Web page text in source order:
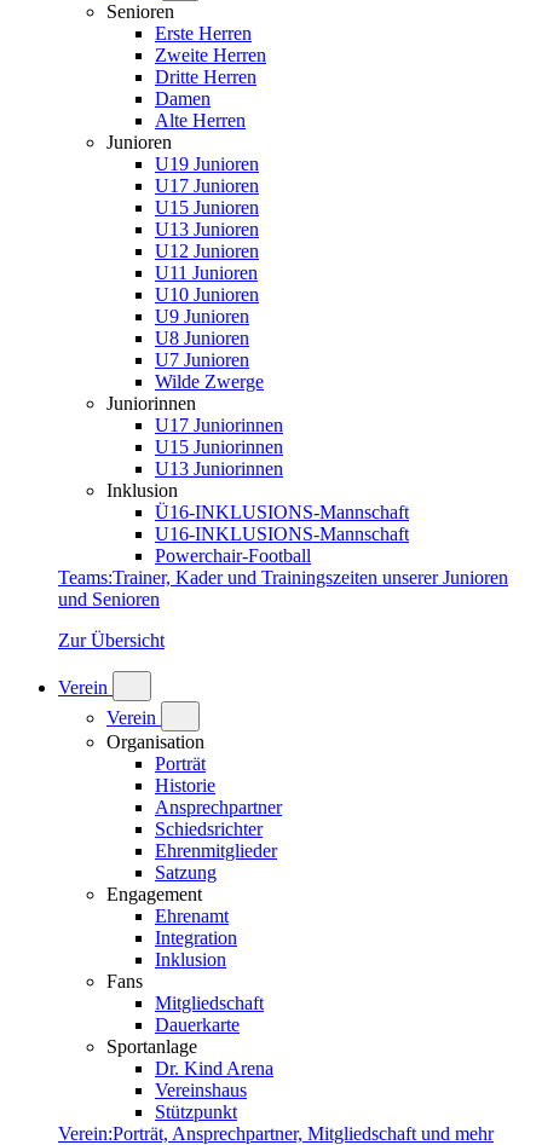
Senioren
Erste Herren
Zweite Herren
Dritte Herren
Damen
Alte Herren
Junioren
U19 Junioren
U17 Junioren
U15 Junioren
U13 Junioren
U12 Junioren
U11 Junioren
U10 Junioren
U9 Junioren
U8 Junioren
U7 Junioren
Wilde Zwerge
Juniorinnen
U17 Juniorinnen
U15 Juniorinnen
U13 Juniorinnen
Inklusion
Ü16-INKLUSIONS-Mannschaft
U16-INKLUSIONS-Mannschaft
Powerchair-Football
Teams:Trainer, Kader und Trainingszeiten unserer Junioren
und Senioren
Zur Übersicht
Verein
Verein
Organisation
Porträt
Historie
Ansprechpartner
Schiedsrichter
Ehrenmitglieder
Satzung
Engagement
Ehrenamt
Integration
Inklusion
Fans
Mitgliedschaft
Dauerkarte
Sportanlage
Dr. Kind Arena
Vereinshaus
Stützpunkt
Verein:Porträt, Ansprechpartner, Mitgliedschaft und mehr